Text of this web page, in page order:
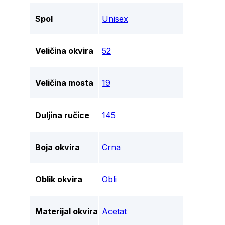
Spol Unisex
Veličina okvira 52
Veličina mosta 19
Duljina ručice 145
Boja okvira Crna
Oblik okvira Obli
Materijal okvira Acetat